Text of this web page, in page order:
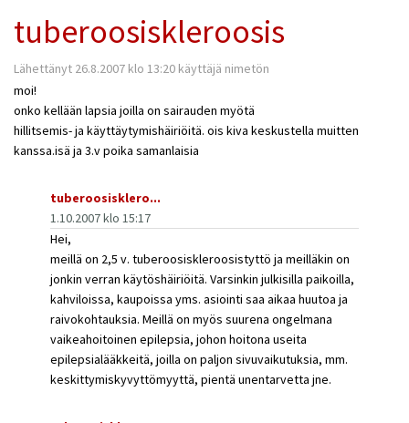
tuberoosiskleroosis
Lähettänyt 26.8.2007 klo 13:20 käyttäjä nimetön
moi!
onko kellään lapsia joilla on sairauden myötä
hillitsemis- ja käyttäytymishäiriöitä. ois kiva keskustella muitten
kanssa.isä ja 3.v poika samanlaisia
tuberoosisklero...
1.10.2007 klo 15:17
Hei,
meillä on 2,5 v. tuberoosiskleroosistyttö ja meilläkin on
jonkin verran käytöshäiriöitä. Varsinkin julkisilla paikoilla,
kahviloissa, kaupoissa yms. asiointi saa aikaa huutoa ja
raivokohtauksia. Meillä on myös suurena ongelmana
vaikeahoitoinen epilepsia, johon hoitona useita
epilepsialääkkeitä, joilla on paljon sivuvaikutuksia, mm.
keskittymiskyvyttömyyttä, pientä unentarvetta jne.